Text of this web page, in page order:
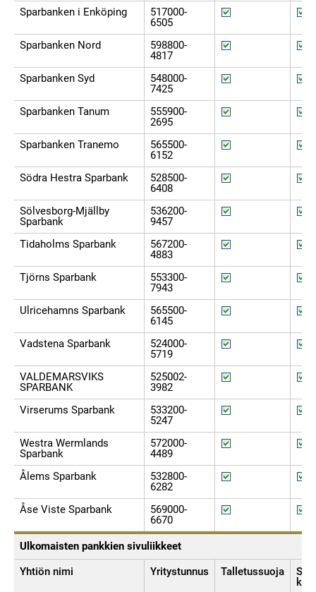
Sparbanken i Enköping
517000-
6505
Sparbanken Nord
598800-
4817
Sparbanken Syd
548000-
7425
Sparbanken Tanum
555900-
2695
Sparbanken Tranemo
565500-
6152
Södra Hestra Sparbank
528500-
6408
Sölvesborg-Mjällby
Sparbank
536200-
9457
Tidaholms Sparbank
567200-
4883
Tjörns Sparbank
553300-
7943
Ulricehamns Sparbank
565500-
6145
Vadstena Sparbank
524000-
5719
VALDEMARSVIKS
SPARBANK
525002-
3982
Virserums Sparbank
533200-
5247
Westra Wermlands
Sparbank
572000-
4489
Ålems Sparbank
532800-
6282
Åse Viste Sparbank
569000-
6670
Ulkomaisten pankkien sivuliikkeet
Yhtiön nimi
Yritystunnus Talletussuoja